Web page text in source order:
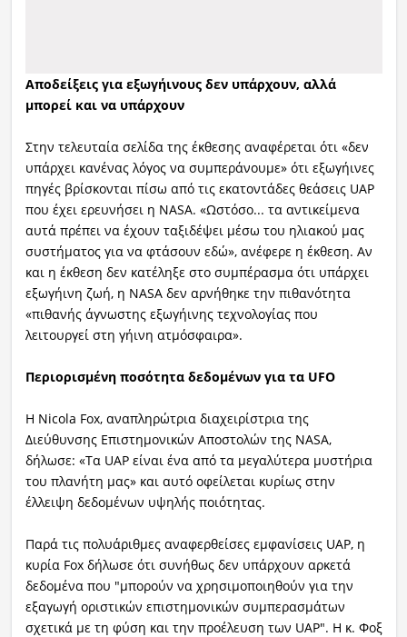
Αποδείξεις για εξωγήινους δεν υπάρχουν, αλλά
μπορεί και να υπάρχουν
Στην τελευταία σελίδα της έκθεσης αναφέρεται ότι «δεν
υπάρχει κανένας λόγος να συμπεράνουμε» ότι εξωγήινες
πηγές βρίσκονται πίσω από τις εκατοντάδες θεάσεις UAP
που έχει ερευνήσει η NASA. «Ωστόσο... τα αντικείμενα
αυτά πρέπει να έχουν ταξιδέψει μέσω του ηλιακού μας
συστήματος για να φτάσουν εδώ», ανέφερε η έκθεση. Αν
και η έκθεση δεν κατέληξε στο συμπέρασμα ότι υπάρχει
εξωγήινη ζωή, η NASA δεν αρνήθηκε την πιθανότητα
«πιθανής άγνωστης εξωγήινης τεχνολογίας που
λειτουργεί στη γήινη ατμόσφαιρα».
Περιορισμένη ποσότητα δεδομένων για τα UFO
Η Nicola Fox, αναπληρώτρια διαχειρίστρια της
Διεύθυνσης Επιστημονικών Αποστολών της NASA,
δήλωσε: «Τα UAP είναι ένα από τα μεγαλύτερα μυστήρια
του πλανήτη μας» και αυτό οφείλεται κυρίως στην
έλλειψη δεδομένων υψηλής ποιότητας.
Παρά τις πολυάριθμες αναφερθείσες εμφανίσεις UAP, η
κυρία Fox δήλωσε ότι συνήθως δεν υπάρχουν αρκετά
δεδομένα που "μπορούν να χρησιμοποιηθούν για την
εξαγωγή οριστικών επιστημονικών συμπερασμάτων
σχετικά με τη φύση και την προέλευση των UAP". Η κ. Φοξ